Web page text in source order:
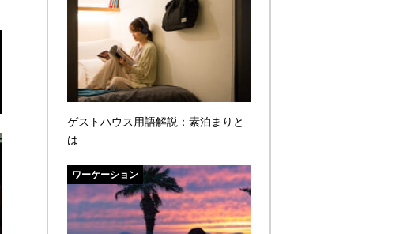
ゲストハウス用語解説：素泊まりと
は
ワーケーション